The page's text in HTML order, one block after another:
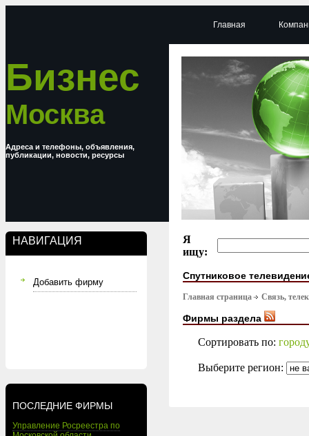
Бизнес
Москва
Адреса и телефоны, объявления,
публикации, новости, ресурсы
НАВИГАЦИЯ
Добавить фирму
ПОСЛЕДНИЕ ФИРМЫ
Управление Росреестра по
Главная
Я
ищу:
Спутниковое
Главная страница Связь,
Фирмы раздела
Сортировать по:
Выберите регион: